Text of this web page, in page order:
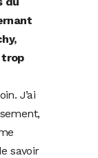
trop
J’ai
savoir